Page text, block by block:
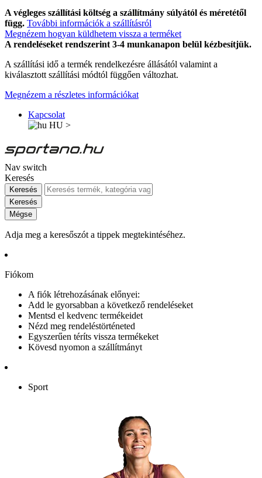
A végleges szállítási költség a szállítmány súlyától és méretétől
függ. További információk a szállításról
Megnézem hogyan küldhetem vissza a terméket
A rendeléseket rendszerint 3-4 munkanapon belül kézbesítjük.
A szállítási idő a termék rendelkezésre állásától valamint a
kiválasztott szállítási módtól függően változhat.
Megnézem a részletes információkat
Kapcsolat
HU >
Nav switch
Keresés
Keresés
Keresés
Mégse
Adja meg a keresőszót a tippek megtekintéséhez.
Fiókom
A fiók létrehozásának előnyei:
Add le gyorsabban a következő rendeléseket
Mentsd el kedvenc termékeidet
Nézd meg rendeléstörténeted
Egyszerűen téríts vissza termékeket
Kövesd nyomon a szállítmányt
Sport